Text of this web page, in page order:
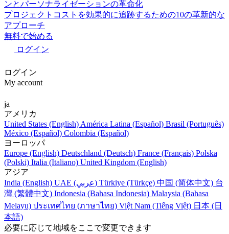
ンとパーソナライゼーションの革命化
プロジェクトコストを効果的に追跡するための10の革新的な
アプローチ
無料で始める
ログイン
ログイン
My account
ja
アメリカ
United States (English) América Latina (Español) Brasil (Português)
México (Español) Colombia (Español)
ヨーロッパ
Europe (English) Deutschland (Deutsch) France (Français) Polska
(Polski) Italia (Italiano) United Kingdom (English)
アジア
India (English)
UAE (عربي) Türkiye (Türkçe) 中国 (简体中文) 台
灣 (繁體中文) Indonesia (Bahasa Indonesia) Malaysia (Bahasa
Melayu) ประเทศไทย (ภาษาไทย) Việt Nam (Tiếng Việt) 日本 (日
本語)
必要に応じて地域をここで変更できます